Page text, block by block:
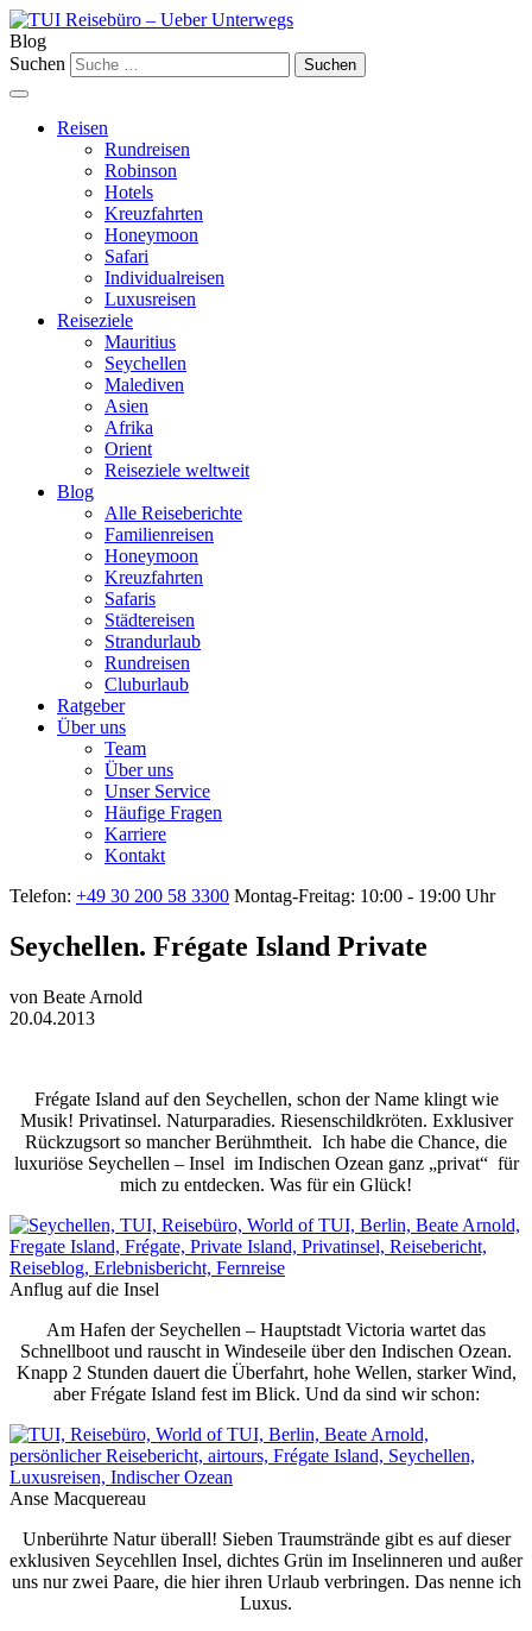
Blog
Suchen
Reisen
Rundreisen
Robinson
Hotels
Kreuzfahrten
Honeymoon
Safari
Individualreisen
Luxusreisen
Reiseziele
Mauritius
Seychellen
Malediven
Asien
Afrika
Orient
Reiseziele weltweit
Blog
Alle Reiseberichte
Familienreisen
Honeymoon
Kreuzfahrten
Safaris
Städtereisen
Strandurlaub
Rundreisen
Cluburlaub
Ratgeber
Über uns
Team
Über uns
Unser Service
Häufige Fragen
Karriere
Kontakt
Telefon: +49 30 200 58 3300 Montag-Freitag: 10:00 - 19:00 Uhr
Seychellen. Frégate Island Private
von Beate Arnold
20.04.2013
Frégate Island auf den Seychellen, schon der Name klingt wie
Musik! Privatinsel. Naturparadies. Riesenschildkröten. Exklusiver
Rückzugsort so mancher Berühmtheit. Ich habe die Chance, die
luxuriöse Seychellen – Insel im Indischen Ozean ganz „privat“ für
mich zu entdecken. Was für ein Glück!
Anflug auf die Insel
Am Hafen der Seychellen – Hauptstadt Victoria wartet das
Schnellboot und rauscht in Windeseile über den Indischen Ozean.
Knapp 2 Stunden dauert die Überfahrt, hohe Wellen, starker Wind,
aber Frégate Island fest im Blick. Und da sind wir schon:
Anse Macquereau
Unberührte Natur überall! Sieben Traumstrände gibt es auf dieser
exklusiven Seycehllen Insel, dichtes Grün im Inselinneren und außer
uns nur zwei Paare, die hier ihren Urlaub verbringen. Das nenne ich
Luxus.